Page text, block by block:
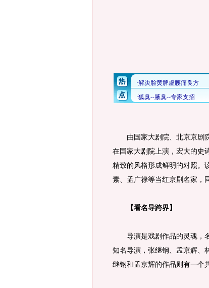
由国家大剧院、北京京剧院
在国家大剧院上演，宏大的史
精致的风格形成鲜明的对照。
素、孟广禄等当红京剧名家，
【看名导跨界】
导演是戏剧作品的灵魂，名
知名导演，张继钢、孟京辉、
继钢和孟京辉的作品则有一个